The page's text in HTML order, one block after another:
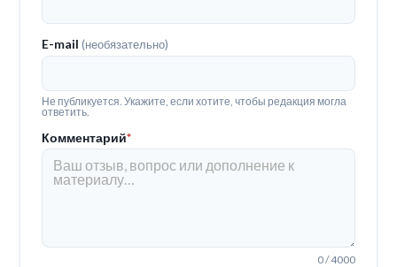
E-mail(необязательно)
Не публикуется. Укажите, если хотите, чтобы редакция могла
ответить.
Комментарий*
0 / 4000